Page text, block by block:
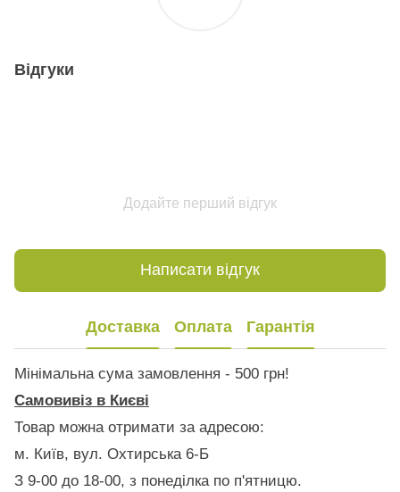
Відгуки
Додайте перший відгук
Написати відгук
Доставка Оплата Гарантія
Мінімальна сума замовлення - 500 грн!
Самовивіз в Києві
Товар можна отримати за адресою:
м. Київ, вул. Охтирська 6-Б
З 9-00 до 18-00, з понеділка по п'ятницю.